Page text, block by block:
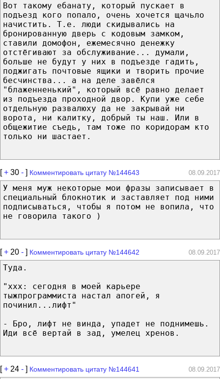
Вот такому ебанату, который пускает в
подъезд кого попало, очень хочется щачьло
начистить. Т.е. люди скидывались на
бронированную дверь с кодовым замком,
ставили домофон, ежемесячно денежку
отстёгивают за обслуживание... думали,
больше не будут у них в подъезде гадить,
поджигать почтовые ящики и творить прочие
бесчинства... а на деле завёлся
"блаженненький", который всё равно делает
из подъезда проходной двор. Купи уже себе
отдельную развалюху да не закрывай ни
ворота, ни калитку, добрый ты наш. Или в
общежитие съедь, там тоже по коридорам кто
только ни шастает.
[+ 30 - ] Комментировать цитату №144643 08.09.2017
У меня муж некоторые мои фразы записывает в
специальный блокнотик и заставляет под ними
подписываться, чтобы я потом не вопила, что
не говорила такого )
[+ 20 - ] Комментировать цитату №144642 08.09.2017
Туда.
"xxx: сегодня в моей карьере
тыжпрограммиста настал апогей, я
починил...лифт"
- Бро, лифт не винда, упадет не поднимешь.
Иди всё вертай в зад, умелец хренов.
[+ 24 - ] Комментировать цитату №144641 08.09.2017